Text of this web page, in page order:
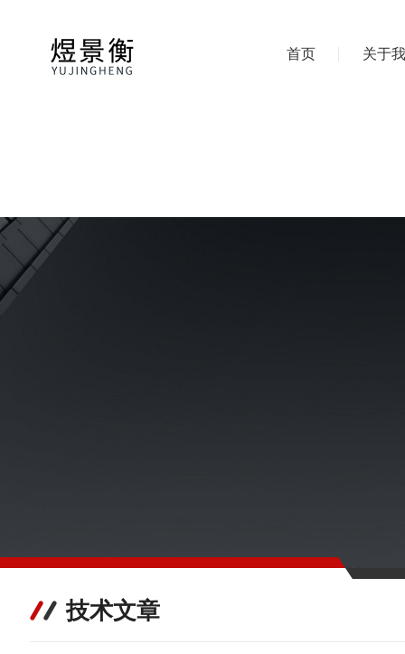
首页 关于
技术文章